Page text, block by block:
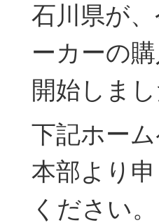
石川県が
ーカーの
開始しまし
下記ホー
本部より
ください。